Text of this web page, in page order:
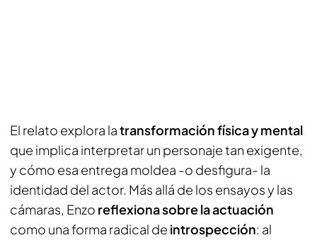
El relato explora latransformación física y mental
que implica interpretar un personaje tan exigente,
y cómo esa entrega moldea -o desfigura- la
identidad del actor. Más allá de los ensayos y las
cámaras, Enzo reflexiona sobre la actuación
como una forma radical de introspección: al